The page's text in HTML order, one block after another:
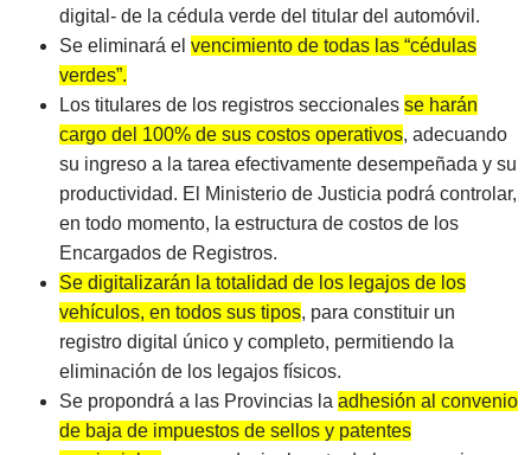
digital- de la cédula verde del titular del automóvil.
Se eliminará el vencimiento de todas las “cédulas
verdes”.
Los titulares de los registros seccionales se harán
cargo del 100% de sus costos operativos, adecuando
su ingreso a la tarea efectivamente desempeñada y su
productividad. El Ministerio de Justicia podrá controlar,
en todo momento, la estructura de costos de los
Encargados de Registros.
Se digitalizarán la totalidad de los legajos de los
vehículos, en todos sus tipos, para constituir un
registro digital único y completo, permitiendo la
eliminación de los legajos físicos.
Se propondrá a las Provincias la adhesión al convenio
de baja de impuestos de sellos y patentes